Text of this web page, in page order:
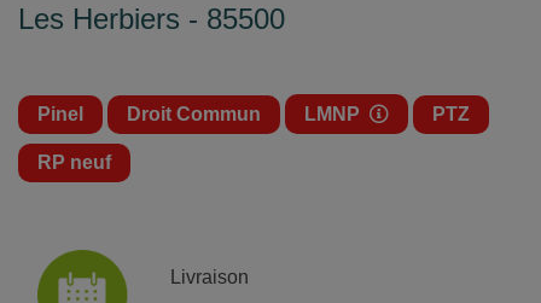
Les Herbiers - 85500
Pinel Droit Commun LMNP PTZ
RP neuf
Livraison